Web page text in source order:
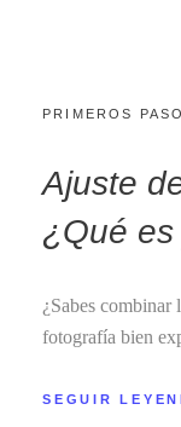
PRIMEROS
Ajuste
¿Qué
¿Sabes combinar
fotografía bien
SEGUIR